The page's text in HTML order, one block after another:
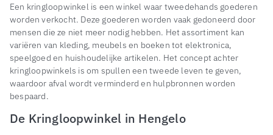
Een kringloopwinkel is een winkel waar tweedehands goederen
worden verkocht. Deze goederen worden vaak gedoneerd door
mensen die ze niet meer nodig hebben. Het assortiment kan
variëren van kleding, meubels en boeken tot elektronica,
speelgoed en huishoudelijke artikelen. Het concept achter
kringloopwinkels is om spullen een tweede leven te geven,
waardoor afval wordt verminderd en hulpbronnen worden
bespaard.
De Kringloopwinkel in Hengelo